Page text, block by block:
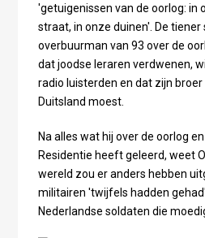
'getuigenissen van de oorlog: in
straat, in onze duinen'. De tiener
overbuurman van 93 over de
dat joodse leraren verdwenen,
radio luisterden en dat zijn
Duitsland moest.
Na alles wat hij over de oorlog
Residentie heeft geleerd, weet
wereld zou er anders hebben
militairen 'twijfels hadden
Nederlandse soldaten die